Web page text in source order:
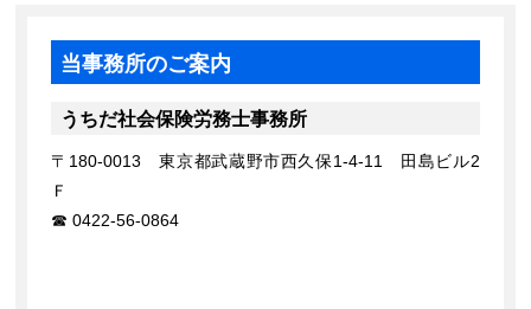
当事務所のご案内
うちだ社会保険労務士事務所
〒180-0013 東京都武蔵野市西久保1-4-11 田島ビル2
Ｆ
0422-56-0864